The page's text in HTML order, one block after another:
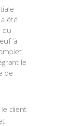
été
du
‘à
le
de
client